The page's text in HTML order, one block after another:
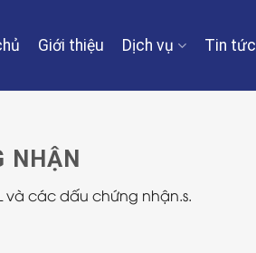
Giới thiệu Dịch vụ Tin tức
NHẬN
và các dấu chứng nhận.s.